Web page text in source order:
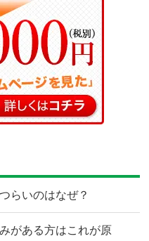
らいのはなぜ？
がある方はこれが原